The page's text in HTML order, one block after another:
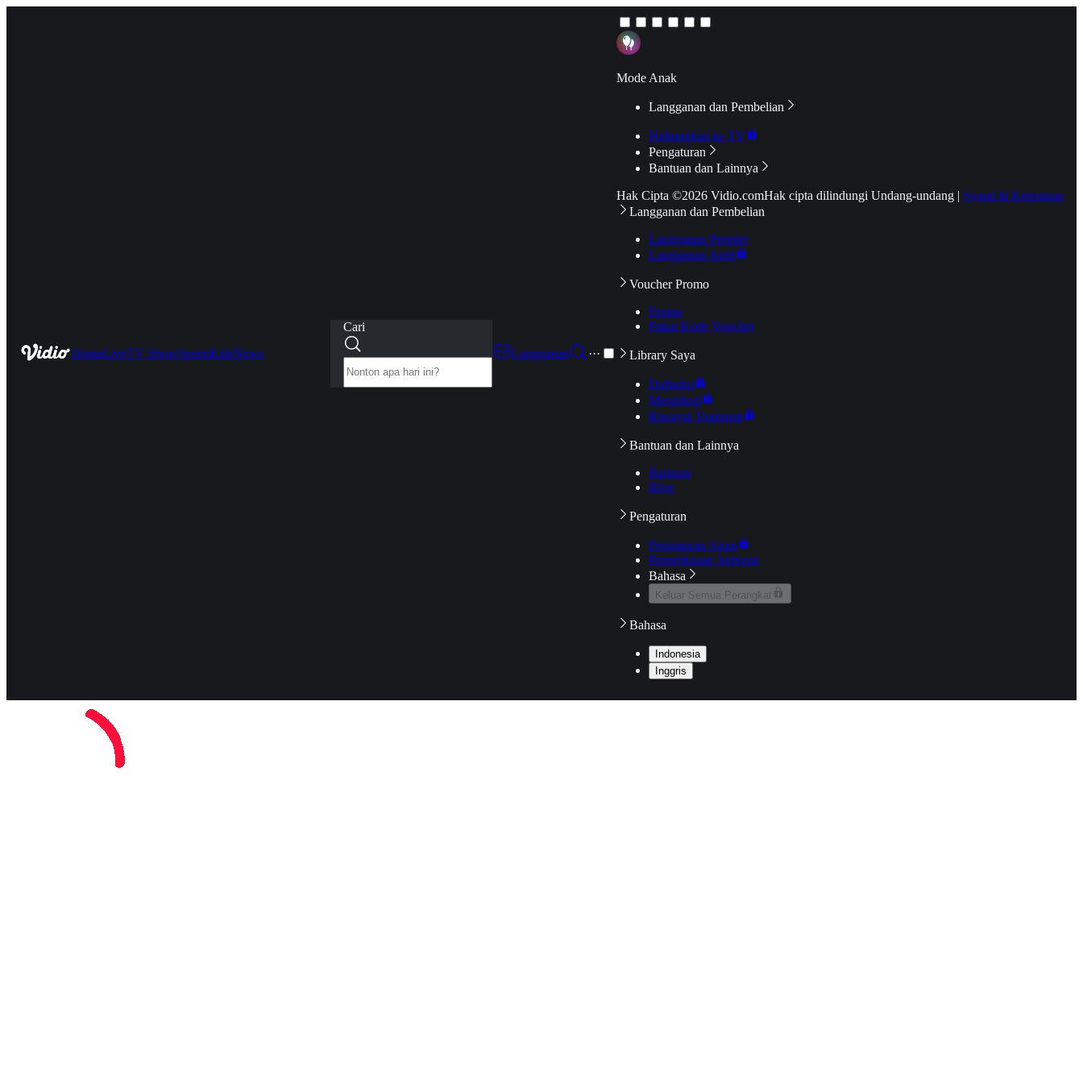
HomeLiveTV ShowSportsKidsNews
Cari
Langganan
···
Mode Anak
Langganan dan Pembelian
Hubungkan ke TV
Pengaturan
Bantuan dan Lainnya
Hak Cipta ©2026 Vidio.comHak cipta dilindungi Undang-undang | Syarat & Ketentuan
Langganan dan Pembelian
Langganan Premier
Langganan Aktif
Voucher Promo
Promo
Pakai Kode Voucher
Library Saya
Daftarku
Mengikuti
Riwayat Tontonan
Bantuan dan Lainnya
Bantuan
Blog
Pengaturan
Pengaturan Akun
Pemeriksaan Jaringan
Bahasa
Keluar Semua Perangkat
Bahasa
Indonesia
Inggris